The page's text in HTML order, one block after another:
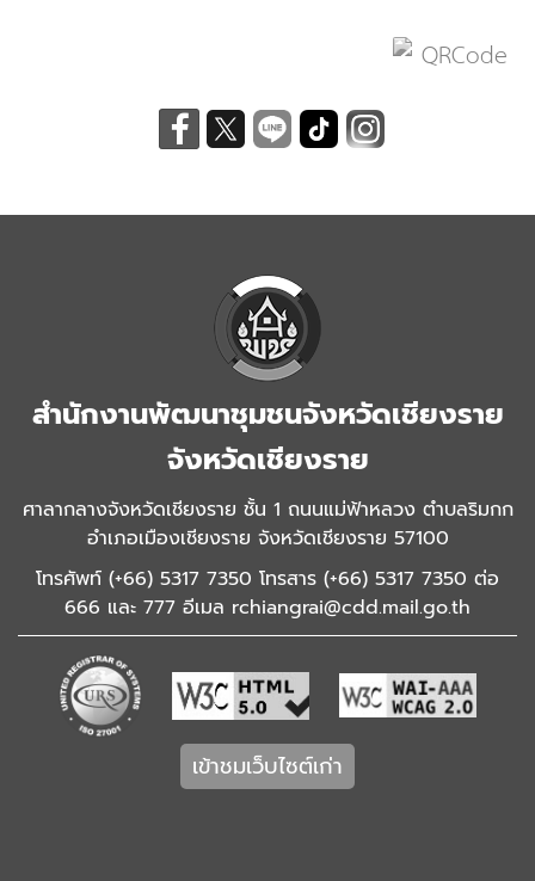
สำนักงานพัฒนาชุมชนจังหวัดเชียงราย
จังหวัดเชียงราย
ศาลากลางจังหวัดเชียงราย ชั้น 1 ถนนแม่ฟ้าหลวง ตำบลริมกก
อำเภอเมืองเชียงราย จังหวัดเชียงราย 57100
โทรศัพท์ (+66) 5317 7350 โทรสาร (+66) 5317 7350 ต่อ
666 และ 777 อีเมล rchiangrai@cdd.mail.go.th
เข้าชมเว็บไซต์เก่า